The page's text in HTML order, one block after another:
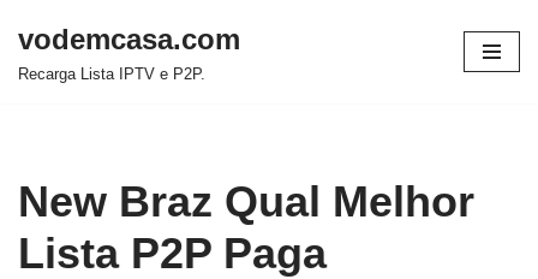
Pular
vodemcasa.com
Recarga Lista IPTV e P2P.
New Braz Qual Melhor
Lista P2P Paga